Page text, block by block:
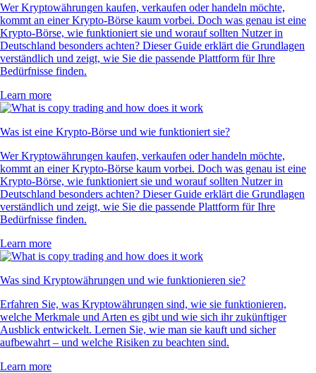
Wer Kryptowährungen kaufen, verkaufen oder handeln möchte,
kommt an einer Krypto-Börse kaum vorbei. Doch was genau ist eine
Krypto-Börse, wie funktioniert sie und worauf sollten Nutzer in
Deutschland besonders achten? Dieser Guide erklärt die Grundlagen
verständlich und zeigt, wie Sie die passende Plattform für Ihre
Bedürfnisse finden.
Learn more
Was ist eine Krypto-Börse und wie funktioniert sie?
Wer Kryptowährungen kaufen, verkaufen oder handeln möchte,
kommt an einer Krypto-Börse kaum vorbei. Doch was genau ist eine
Krypto-Börse, wie funktioniert sie und worauf sollten Nutzer in
Deutschland besonders achten? Dieser Guide erklärt die Grundlagen
verständlich und zeigt, wie Sie die passende Plattform für Ihre
Bedürfnisse finden.
Learn more
Was sind Kryptowährungen und wie funktionieren sie?
Erfahren Sie, was Kryptowährungen sind, wie sie funktionieren,
welche Merkmale und Arten es gibt und wie sich ihr zukünftiger
Ausblick entwickelt. Lernen Sie, wie man sie kauft und sicher
aufbewahrt – und welche Risiken zu beachten sind.
Learn more